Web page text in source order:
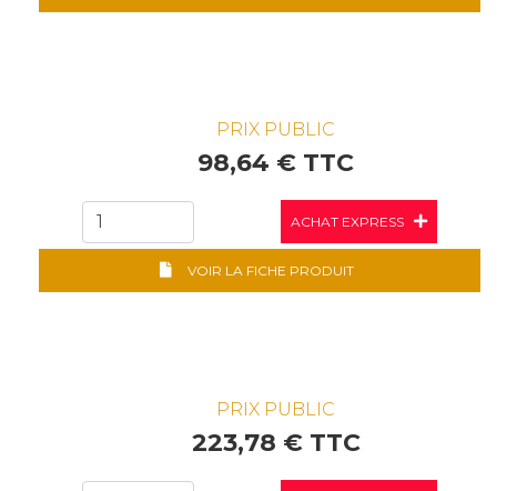
PRIX PUBLIC
98,64 € TTC
ACHAT EXPRESS
VOIR LA FICHE PRODUIT
PRIX PUBLIC
223,78 € TTC